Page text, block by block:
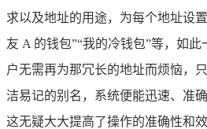
求以及地址的用途，为每个地址设
友 A 的钱包”“我的冷钱包”等，如
户无需再为那冗长的地址而烦恼，
洁易记的别名，系统便能迅速、准
这无疑大大提高了操作的准确性和